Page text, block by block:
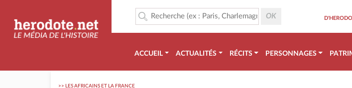
ACCUEIL ACTUALITÉS RÉCITS PERSONNAGES
>> LES AFRICAINS ET LA FRANCE